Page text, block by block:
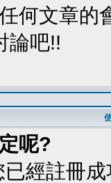
何文章的
論吧!!
呢?
經註冊